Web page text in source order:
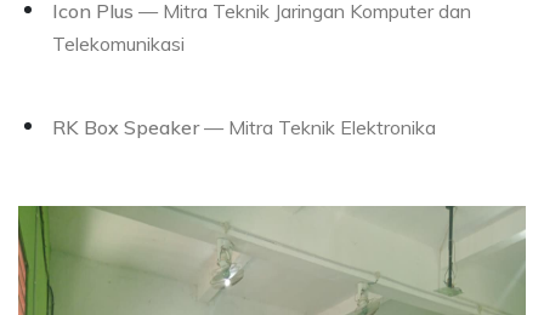
Icon Plus — Mitra Teknik Jaringan Komputer dan
Telekomunikasi
RK Box Speaker— Mitra Teknik Elektronika